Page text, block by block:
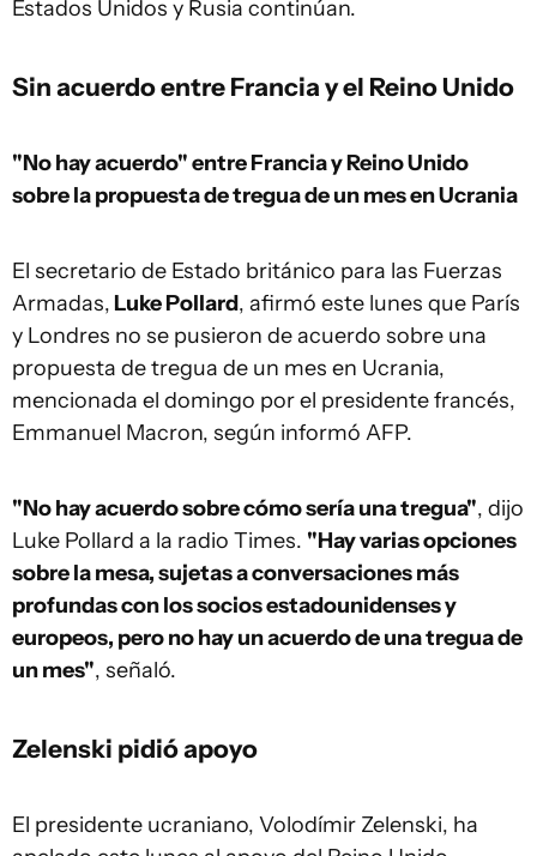
Estados Unidos y Rusia continúan.
Sin acuerdo entre Francia y el Reino Unido
"No hay acuerdo" entre Francia y Reino Unido
sobre la propuesta de tregua de un mes en Ucrania
El secretario de Estado británico para las Fuerzas
Armadas, Luke Pollard, afirmó este lunes que París
y Londres no se pusieron de acuerdo sobre una
propuesta de tregua de un mes en Ucrania,
mencionada el domingo por el presidente francés,
Emmanuel Macron, según informó AFP.
"No hay acuerdo sobre cómo sería una tregua", dijo
Luke Pollard a la radio Times. "Hay varias opciones
sobre la mesa, sujetas a conversaciones más
profundas con los socios estadounidenses y
europeos, pero no hay un acuerdo de una tregua de
un mes", señaló.
Zelenski pidió apoyo
El presidente ucraniano, Volodímir Zelenski, ha